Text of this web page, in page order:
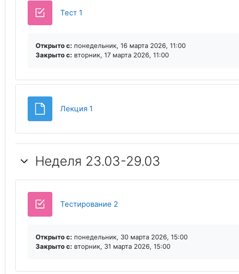
Тест 1
Открыто с: понедельник, 16 марта 2026, 11:00
Закрыто c: вторник, 17 марта 2026, 11:00
Лекция 1
Неделя 23.03-29.03
Тестирование 2
Открыто с: понедельник, 30 марта 2026, 15:00
Закрыто c: вторник, 31 марта 2026, 15:00